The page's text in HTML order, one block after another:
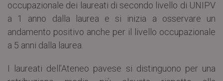
occupazionale dei laureati di secondo livello di UNIPV
a 1 anno dalla laurea e si inizia a osservare un
andamento positivo anche per il livello occupazionale
a 5 anni dalla laurea.
I laureati dell’Ateneo pavese si distinguono per una